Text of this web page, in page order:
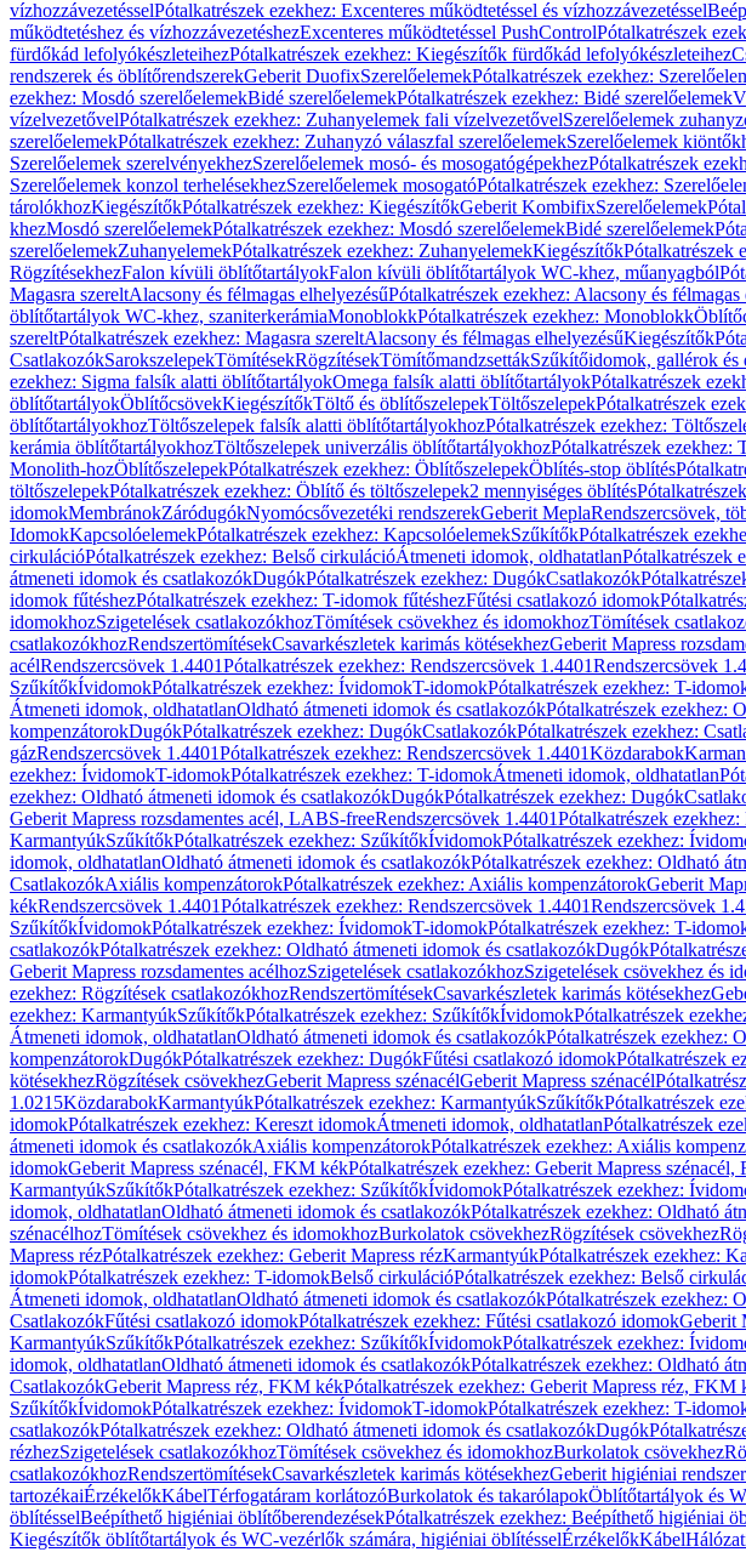
vízhozzávezetésselPótalkatrészek ezekhez: Excenteres működtetéssel és vízhozzávezetéssel
működtetéshez és vízhozzávezetéshezExcenteres működtetéssel PushControlPótalkatrészek
fürdőkád lefolyókészleteihezPótalkatrészek ezekhez: Kiegészítők fürdőkád lefolyókészleteihez
rendszerek és öblítőrendszerekGeberit DuofixSzerelőelemekPótalkatrészek ezekhez:
ezekhez: Mosdó szerelőelemekBidé szerelőelemekPótalkatrészek ezekhez: Bidé szerelőelemek
vízelvezetővelPótalkatrészek ezekhez: Zuhanyelemek fali vízelvezetővelSzerelőelemek
szerelőelemekPótalkatrészek ezekhez: Zuhanyzó válaszfal szerelőelemekSzerelőelemek
Szerelőelemek szerelvényekhezSzerelőelemek mosó- és mosogatógépekhezPótalkatrészek
Szerelőelemek konzol terhelésekhezSzerelőelemek mosogatóPótalkatrészek ezekhez:
tárolókhozKiegészítőkPótalkatrészek ezekhez: KiegészítőkGeberit KombifixSzerelőelemek
khezMosdó szerelőelemekPótalkatrészek ezekhez: Mosdó szerelőelemekBidé szerelőelemek
szerelőelemekZuhanyelemekPótalkatrészek ezekhez: ZuhanyelemekKiegészítőkPótalkatrészek
RögzítésekhezFalon kívüli öblítőtartályokFalon kívüli öblítőtartályok WC-khez, műanyagból
Magasra szereltAlacsony és félmagas elhelyezésűPótalkatrészek ezekhez: Alacsony és félmagas
öblítőtartályok WC-khez, szaniterkerámiaMonoblokkPótalkatrészek ezekhez: Monoblokk
szereltPótalkatrészek ezekhez: Magasra szereltAlacsony és félmagas elhelyezésűKiegészítők
CsatlakozókSarokszelepekTömítésekRögzítésekTömítőmandzsettákSzűkítőidomok, gallérok és
ezekhez: Sigma falsík alatti öblítőtartályokOmega falsík alatti öblítőtartályokPótalkatrészek
öblítőtartályokÖblítőcsövekKiegészítőkTöltő és öblítőszelepekTöltőszelepekPótalkatrészek
öblítőtartályokhozTöltőszelepek falsík alatti öblítőtartályokhozPótalkatrészek ezekhez:
kerámia öblítőtartályokhozTöltőszelepek univerzális öblítőtartályokhozPótalkatrészek ezekhez:
Monolith-hozÖblítőszelepekPótalkatrészek ezekhez: ÖblítőszelepekÖblítés-stop öblítés
töltőszelepekPótalkatrészek ezekhez: Öblítő és töltőszelepek2 mennyiséges öblítés
idomokMembránokZáródugókNyomócsővezetéki rendszerekGeberit MeplaRendszercsövek,
IdomokKapcsolóelemekPótalkatrészek ezekhez: KapcsolóelemekSzűkítőkPótalkatrészek
cirkulációPótalkatrészek ezekhez: Belső cirkulációÁtmeneti idomok, oldhatatlanPótalkatrészek
átmeneti idomok és csatlakozókDugókPótalkatrészek ezekhez: DugókCsatlakozók
idomok fűtéshezPótalkatrészek ezekhez: T-idomok fűtéshezFűtési csatlakozó idomok
idomokhozSzigetelések csatlakozókhozTömítések csövekhez és idomokhozTömítések
csatlakozókhozRendszertömítésekCsavarkészletek karimás kötésekhezGeberit Mapress
acélRendszercsövek 1.4401Pótalkatrészek ezekhez: Rendszercsövek 1.4401Rendszercsövek
SzűkítőkÍvidomokPótalkatrészek ezekhez: ÍvidomokT-idomokPótalkatrészek ezekhez: T-
Átmeneti idomok, oldhatatlanOldható átmeneti idomok és csatlakozókPótalkatrészek ezekhez:
kompenzátorokDugókPótalkatrészek ezekhez: DugókCsatlakozókPótalkatrészek ezekhez:
gázRendszercsövek 1.4401Pótalkatrészek ezekhez: Rendszercsövek 1.4401Közdarabok
ezekhez: ÍvidomokT-idomokPótalkatrészek ezekhez: T-idomokÁtmeneti idomok, oldhatatlan
ezekhez: Oldható átmeneti idomok és csatlakozókDugókPótalkatrészek ezekhez: Dugók
Geberit Mapress rozsdamentes acél, LABS-freeRendszercsövek 1.4401Pótalkatrészek
KarmantyúkSzűkítőkPótalkatrészek ezekhez: SzűkítőkÍvidomokPótalkatrészek ezekhez:
idomok, oldhatatlanOldható átmeneti idomok és csatlakozókPótalkatrészek ezekhez: Oldható
CsatlakozókAxiális kompenzátorokPótalkatrészek ezekhez: Axiális kompenzátorokGeberit
kékRendszercsövek 1.4401Pótalkatrészek ezekhez: Rendszercsövek 1.4401Rendszercsövek
SzűkítőkÍvidomokPótalkatrészek ezekhez: ÍvidomokT-idomokPótalkatrészek ezekhez: T-
csatlakozókPótalkatrészek ezekhez: Oldható átmeneti idomok és csatlakozókDugók
Geberit Mapress rozsdamentes acélhozSzigetelések csatlakozókhozSzigetelések csövekhez és
ezekhez: Rögzítések csatlakozókhozRendszertömítésekCsavarkészletek karimás kötésekhez
ezekhez: KarmantyúkSzűkítőkPótalkatrészek ezekhez: SzűkítőkÍvidomokPótalkatrészek
Átmeneti idomok, oldhatatlanOldható átmeneti idomok és csatlakozókPótalkatrészek ezekhez:
kompenzátorokDugókPótalkatrészek ezekhez: DugókFűtési csatlakozó idomokPótalkatrészek
kötésekhezRögzítések csövekhezGeberit Mapress szénacélGeberit Mapress szénacél
1.0215KözdarabokKarmantyúkPótalkatrészek ezekhez: KarmantyúkSzűkítőkPótalkatrészek
idomokPótalkatrészek ezekhez: Kereszt idomokÁtmeneti idomok, oldhatatlanPótalkatrészek
átmeneti idomok és csatlakozókAxiális kompenzátorokPótalkatrészek ezekhez: Axiális
idomokGeberit Mapress szénacél, FKM kékPótalkatrészek ezekhez: Geberit Mapress
KarmantyúkSzűkítőkPótalkatrészek ezekhez: SzűkítőkÍvidomokPótalkatrészek ezekhez:
idomok, oldhatatlanOldható átmeneti idomok és csatlakozókPótalkatrészek ezekhez: Oldható
szénacélhozTömítések csövekhez és idomokhozBurkolatok csövekhezRögzítések csövekhez
Mapress rézPótalkatrészek ezekhez: Geberit Mapress rézKarmantyúkPótalkatrészek ezekhez:
idomokPótalkatrészek ezekhez: T-idomokBelső cirkulációPótalkatrészek ezekhez: Belső
Átmeneti idomok, oldhatatlanOldható átmeneti idomok és csatlakozókPótalkatrészek ezekhez:
CsatlakozókFűtési csatlakozó idomokPótalkatrészek ezekhez: Fűtési csatlakozó idomokGeberit
KarmantyúkSzűkítőkPótalkatrészek ezekhez: SzűkítőkÍvidomokPótalkatrészek ezekhez:
idomok, oldhatatlanOldható átmeneti idomok és csatlakozókPótalkatrészek ezekhez: Oldható
CsatlakozókGeberit Mapress réz, FKM kékPótalkatrészek ezekhez: Geberit Mapress réz, FKM
SzűkítőkÍvidomokPótalkatrészek ezekhez: ÍvidomokT-idomokPótalkatrészek ezekhez: T-
csatlakozókPótalkatrészek ezekhez: Oldható átmeneti idomok és csatlakozókDugók
rézhezSzigetelések csatlakozókhozTömítések csövekhez és idomokhozBurkolatok csövekhez
csatlakozókhozRendszertömítésekCsavarkészletek karimás kötésekhezGeberit higiéniai rendszer
tartozékaiÉrzékelőkKábelTérfogatáram korlátozóBurkolatok és takarólapokÖblítőtartályok és
öblítésselBeépíthető higiéniai öblítőberendezésekPótalkatrészek ezekhez: Beépíthető higiéniai
Kiegészítők öblítőtartályok és WC-vezérlők számára, higiéniai öblítésselÉrzékelőkKábel